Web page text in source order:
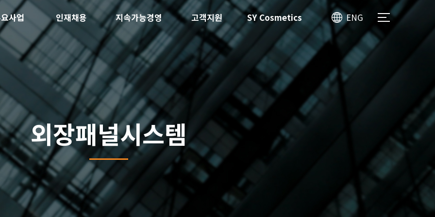
ENG
사업 인재채용 지속가능경영 고객지원 SY Cosmetics
외장패널시스템